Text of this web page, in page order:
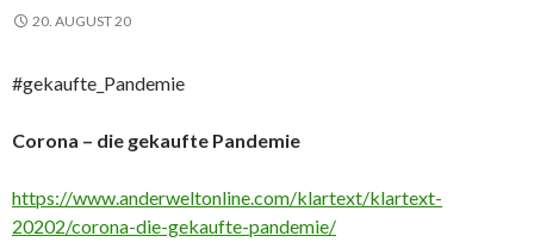
20. AUGUST 20
#gekaufte_Pandemie
Corona – die gekaufte Pandemie
https://www.anderweltonline.com/klartext/klartext-
20202/corona-die-gekaufte-pandemie/